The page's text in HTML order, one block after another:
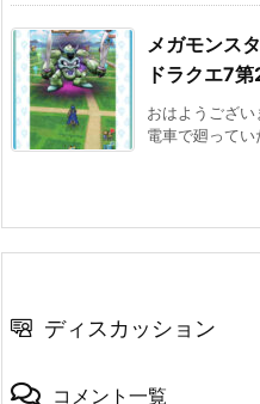
メガモンス
ドラクエ7
おはようござ
電車で廻って
ディスカッション
コメント一覧